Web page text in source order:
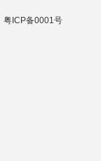
粤ICP备0001号